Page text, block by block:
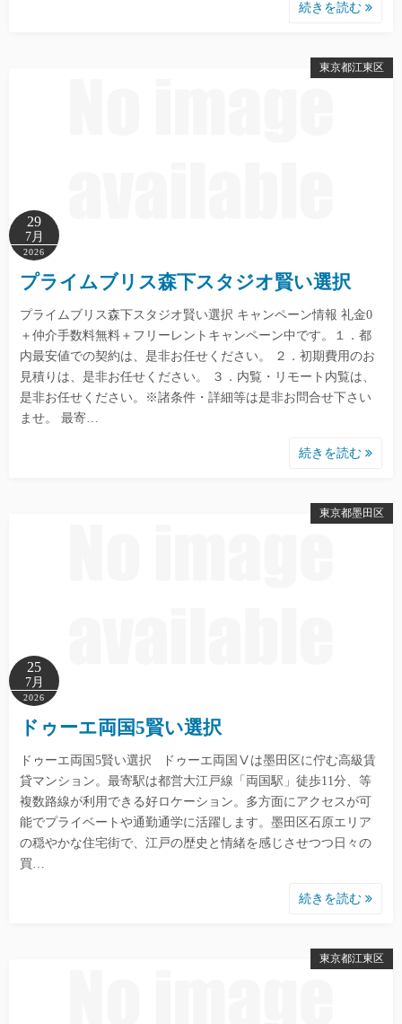
続きを読む
東京都江東区
29
7月
2026
プライムブリス森下スタジオ賢い選択
プライムブリス森下スタジオ賢い選択 キャンペーン情報 礼金0
＋仲介手数料無料＋フリーレントキャンペーン中です。１．都
内最安値での契約は、是非お任せください。 ２．初期費用のお
見積りは、是非お任せください。 ３．内覧・リモート内覧は、
是非お任せください。※諸条件・詳細等は是非お問合せ下さい
ませ。 最寄…
続きを読む
東京都墨田区
25
7月
2026
ドゥーエ両国5賢い選択
ドゥーエ両国5賢い選択 ドゥーエ両国Ⅴは墨田区に佇む高級賃
貸マンション。最寄駅は都営大江戸線「両国駅」徒歩11分、等
複数路線が利用できる好ロケーション。多方面にアクセスが可
能でプライベートや通勤通学に活躍します。墨田区石原エリア
の穏やかな住宅街で、江戸の歴史と情緒を感じさせつつ日々の
買…
続きを読む
東京都江東区